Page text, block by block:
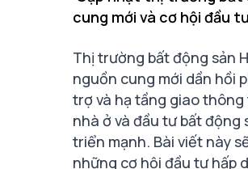
cung mới và cơ hội đầu
Thị trường bất động sản
nguồn cung mới dần hồi
trợ và hạ tầng giao
nhà ở và đầu tư bất
triển mạnh. Bài viết này
những cơ hội đầu tư hấp